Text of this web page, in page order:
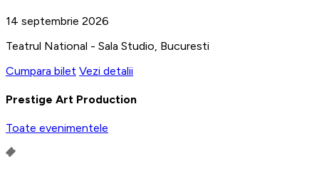
14 septembrie 2026
Teatrul National - Sala Studio, Bucuresti
Cumpara bilet Vezi detalii
Prestige Art Production
Toate evenimentele